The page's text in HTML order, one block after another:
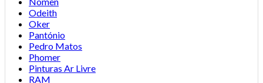
Odeith
Oker
Pantónio
Pedro Matos
Phomer
Pinturas Ar Livre
RAM